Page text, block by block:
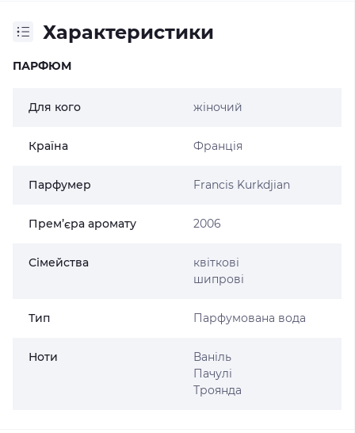
Характеристики
ПАРФЮМ
Для кого жіночий
Країна Франція
Парфумер Francis Kurkdjian
Прем’єра аромату 2006
Сімейства
квіткові
шипрові
Тип Парфумована вода
Ноти
Ваніль
Пачулі
Троянда